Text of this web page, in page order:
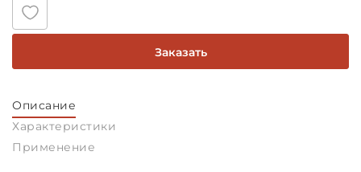
Заказать
Описание
Характеристики
Применение